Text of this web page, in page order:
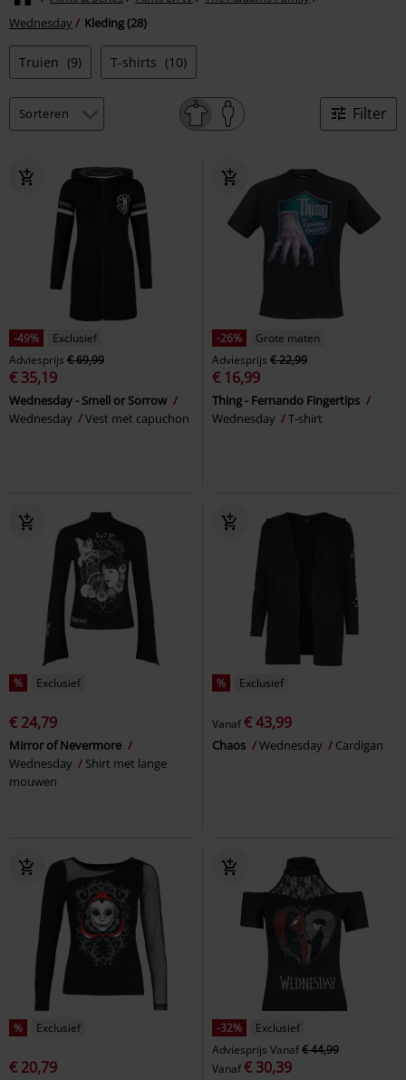
Wednesday
Kleding (28)
Truien (9) T-shirts (10)
Filter
-49%
Exclusief
Adviesprijs € 69,99
€ 35,19
Wednesday - Smell or Sorrow
Wednesday
Vest met capuchon
-26%
Grote maten
Adviesprijs € 22,99
€ 16,99
Thing - Fernando Fingertips
Wednesday
T-shirt
% Exclusief
€ 24,79
Mirror of Nevermore
Wednesday
Shirt met lange
mouwen
% Exclusief
Vanaf€ 43,99
Chaos Wednesday Cardigan
% Exclusief
€ 20,79
-32%
Exclusief
Adviesprijs Vanaf€ 44,99
Vanaf€ 30,39